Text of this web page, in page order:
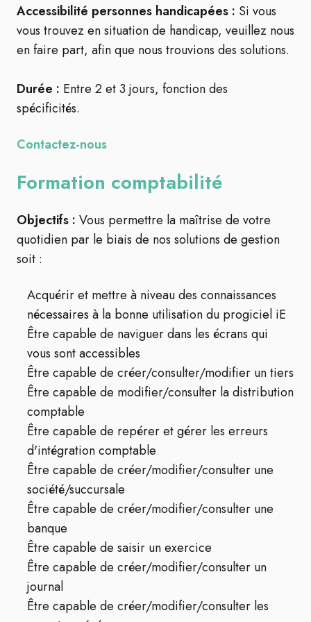
Accessibilité personnes handicapées : Si vous
vous trouvez en situation de handicap, veuillez nous
en faire part, afin que nous trouvions des solutions.
Durée : Entre 2 et 3 jours, fonction des
spécificités.
Contactez-nous
Formation comptabilité
Objectifs : Vous permettre la maîtrise de votre
quotidien par le biais de nos solutions de gestion
soit :
Acquérir et mettre à niveau des connaissances
nécessaires à la bonne utilisation du progiciel iE
Être capable de naviguer dans les écrans qui
vous sont accessibles
Être capable de créer/consulter/modifier un tiers
Être capable de modifier/consulter la distribution
comptable
Être capable de repérer et gérer les erreurs
d'intégration comptable
Être capable de créer/modifier/consulter une
société/succursale
Être capable de créer/modifier/consulter une
banque
Être capable de saisir un exercice
Être capable de créer/modifier/consulter un
journal
Être capable de créer/modifier/consulter les